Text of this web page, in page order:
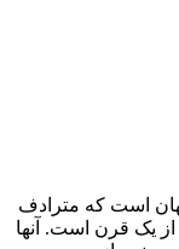
است که مترادف
یک قرن است. آنها